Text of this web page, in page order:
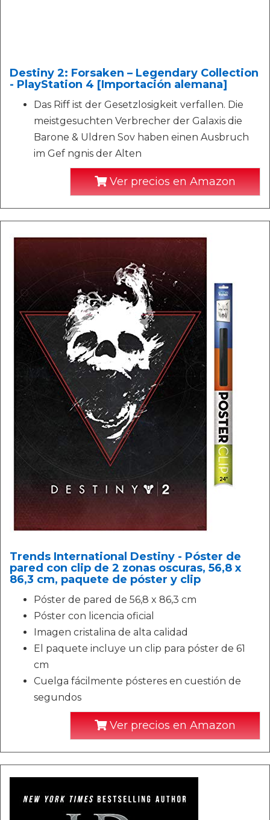
Destiny 2: Forsaken – Legendary Collection
- PlayStation 4 [Importación alemana]
Das Riff ist der Gesetzlosigkeit verfallen. Die
meistgesuchten Verbrecher der Galaxis die
Barone & Uldren Sov haben einen Ausbruch
im Gef ngnis der Alten
Ver precios en Amazon
Trends International Destiny - Póster de
pared con clip de 2 zonas oscuras, 56,8 x
86,3 cm, paquete de póster y clip
Póster de pared de 56,8 x 86,3 cm
Póster con licencia oficial
Imagen cristalina de alta calidad
El paquete incluye un clip para póster de 61
cm
Cuelga fácilmente pósteres en cuestión de
segundos
Ver precios en Amazon